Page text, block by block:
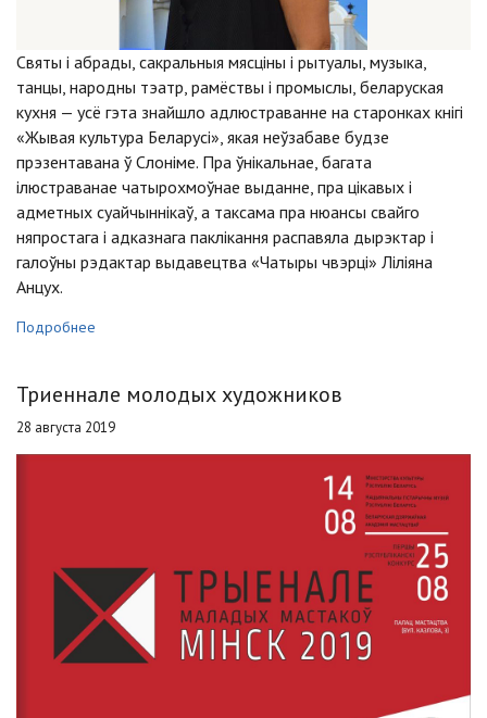
Святы і абрады, сакральныя мясціны і рытуалы, музыка,
танцы, народны тэатр, рамёствы і промыслы, беларуская
кухня — усё гэта знайшло адлюстраванне на старонках кнігі
«Жывая культура Беларусі», якая неўзабаве будзе
прэзентавана ў Слоніме. Пра ўнікальнае, багата
ілюстраванае чатырохмоўнае выданне, пра цікавых і
адметных суайчыннікаў, а таксама пра нюансы свайго
няпростага і адказнага паклікання распавяла дырэктар і
галоўны рэдактар выдавецтва «Чатыры чвэрці» Ліліяна
Анцух.
Подробнее
Триеннале молодых художников
28 августа 2019